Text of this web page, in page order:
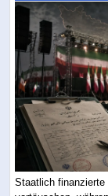
Staatlich